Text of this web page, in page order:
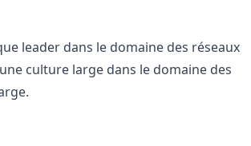
leader dans le domaine des réseaux
culture large dans le domaine des